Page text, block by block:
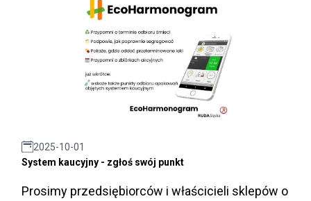
2025-10-01
System kaucyjny - zgłoś swój punkt
Prosimy przedsiębiorców i właścicieli sklepów o